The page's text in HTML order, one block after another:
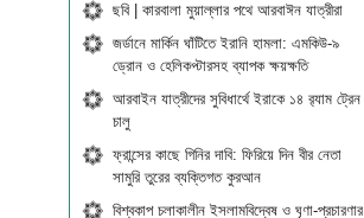
ছবি | কারবালা মুয়াল্লার পথে আরবাঈন যাত্রীরা
জর্ডানে মার্কিন ঘাঁটিতে ইরানি হামলা: এমকিউ-৯
ড্রোন ও হেলিকপ্টারসহ ব্যাপক ক্ষয়ক্ষতি
আরবাইন যাত্রীদের সুবিধার্থে ইরাকে ১৪ র‍্যাম ট্রেন
চালু
ফ্রান্সের কাছে গিনির দাবি: ফিরিয়ে দিন বীর নেতা
সামুরি তুরের ব্যক্তিগত কুরআন
বিশ্বকাপ চলাকালীন ইসলামবিদ্বেষ ও ঘৃণা-প্রচারণার